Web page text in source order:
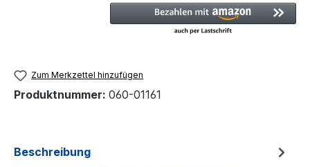
Zum Merkzettel hinzufügen
Produktnummer: 060-01161
Beschreibung